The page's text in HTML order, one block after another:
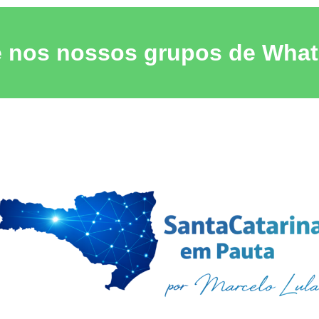
nos nossos grupos de